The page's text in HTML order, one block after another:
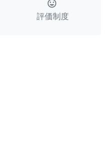
tag_faces
評価制度